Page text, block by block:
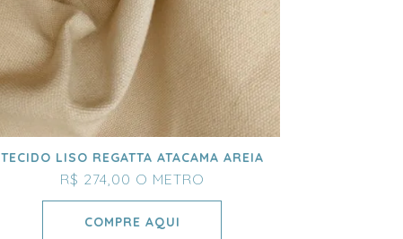
TECIDO LISO REGATTA ATACAMA AREIA
R$ 274,00 O METRO
COMPRE AQUI